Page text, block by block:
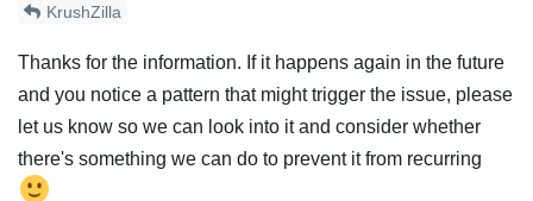
KrushZilla
Thanks for the information. If it happens again in the future
and you notice a pattern that might trigger the issue, please
let us know so we can look into it and consider whether
there's something we can do to prevent it from recurring